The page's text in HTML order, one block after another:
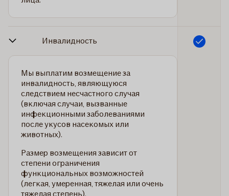
Инвалидность
Мы выплатим возмещение за
инвалидность, являющуюся
следствием несчастного случая
(включая случаи, вызванные
инфекционными заболеваниями
после укусов насекомых или
животных).
Размер возмещения зависит от
степени ограничения
функциональных возможностей
(легкая, умеренная, тяжелая или очень
тяжелая степень).
Включено